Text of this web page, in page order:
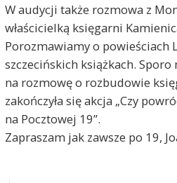
W audycji także rozmowa z
właścicielką księgarni
Porozmawiamy o powieściach
szczecińskich książkach.
na rozmowę o rozbudowie
zakończyła się akcja „Czy
na Pocztowej 19”.
Zapraszam jak zawsze po 19,